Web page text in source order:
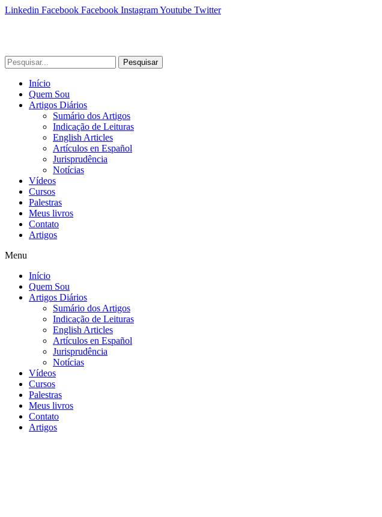
Linkedin Facebook Facebook InstagramYoutube Twitter
Pesquisar
Início
Quem Sou
Artigos Diários
Sumário dos Artigos
Indicação de Leituras
English Articles
Artículos en Español
Jurisprudência
Notícias
Vídeos
Cursos
Palestras
Meus livros
Contato
Artigos
Menu
Início
Quem Sou
Artigos Diários
Sumário dos Artigos
Indicação de Leituras
English Articles
Artículos en Español
Jurisprudência
Notícias
Vídeos
Cursos
Palestras
Meus livros
Contato
Artigos